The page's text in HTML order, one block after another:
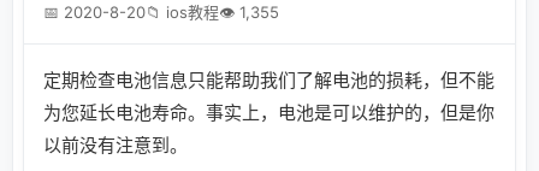
📅 2020-8-20📁 ios教程👁 1,355
定期检查电池信息只能帮助我们了解电池的损耗，但不能
为您延长电池寿命。事实上，电池是可以维护的，但是你
以前没有注意到。